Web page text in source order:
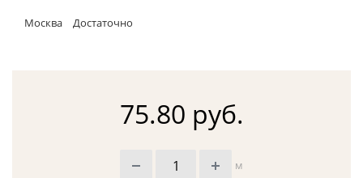
Москва Достаточно
75.80 руб.
м